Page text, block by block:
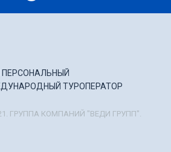
ТУРОПЕРАТОР
ГРУППА КОМПАНИЙ "ВЕДИ ГРУПП".